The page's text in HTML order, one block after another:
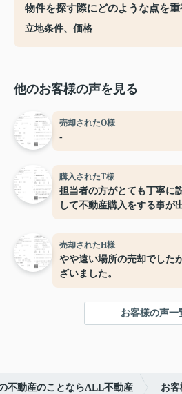
物件を探す際にどのような点を重
立地条件、価格
他のお客様の声を見る
売却されたO様
-
購入されたT様
担当者の方がとても丁寧に
して不動産購入をする事が
売却されたH様
やや遠い場所の売却でした
ざいました。
お客様の声一
不動産のことならALL不動産 お